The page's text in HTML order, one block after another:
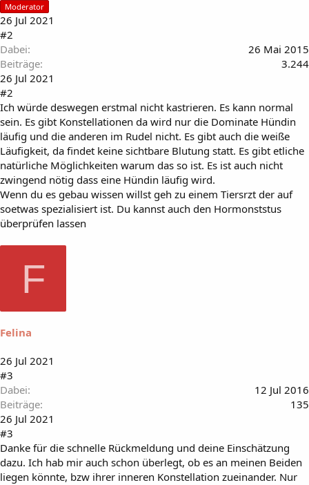
Moderator
26 Jul 2021
#2
Dabei
26 Mai 2015
Beiträge
3.244
26 Jul 2021
#2
Ich würde deswegen erstmal nicht kastrieren. Es kann normal
sein. Es gibt Konstellationen da wird nur die Dominate Hündin
läufig und die anderen im Rudel nicht. Es gibt auch die weiße
Läufigkeit, da findet keine sichtbare Blutung statt. Es gibt etliche
natürliche Möglichkeiten warum das so ist. Es ist auch nicht
zwingend nötig dass eine Hündin läufig wird.
Wenn du es gebau wissen willst geh zu einem Tiersrzt der auf
soetwas spezialisiert ist. Du kannst auch den Hormonststus
überprüfen lassen
F
Felina
26 Jul 2021
#3
Dabei
12 Jul 2016
Beiträge
135
26 Jul 2021
#3
Danke für die schnelle Rückmeldung und deine Einschätzung
dazu. Ich hab mir auch schon überlegt, ob es an meinen Beiden
liegen könnte, bzw ihrer inneren Konstellation zueinander. Nur